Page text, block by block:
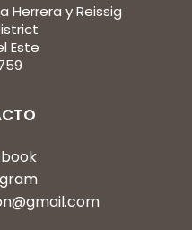
Herrera y Reissig
Este